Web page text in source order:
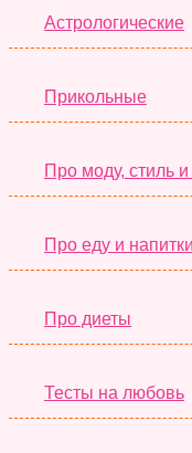
Астрологические
Прикольные
Про моду, стиль и
Про еду и напитки
Про диеты
Тесты на любовь